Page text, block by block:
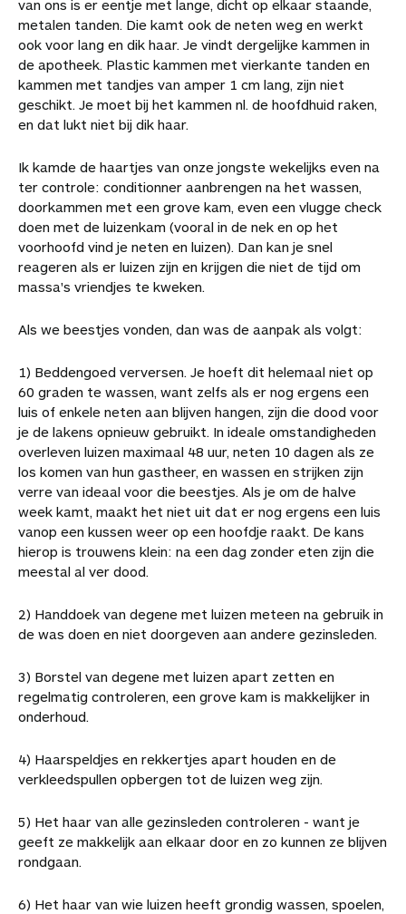
r
t
k
e
l
s
b
o
o
k
e
r
e
s
t
e
d
n
t
s
A
p
p
a
i
l
a
r
t
i
k
e
van ons is er eentje met lange, dicht op elkaar staande,
metalen tanden. Die kamt ook de neten weg en werkt
ook voor lang en dik haar. Je vindt dergelijke kammen in
de apotheek. Plastic kammen met vierkante tanden en
kammen met tandjes van amper 1 cm lang, zijn niet
geschikt. Je moet bij het kammen nl. de hoofdhuid raken,
en dat lukt niet bij dik haar.
Ik kamde de haartjes van onze jongste wekelijks even na
ter controle: conditionner aanbrengen na het wassen,
doorkammen met een grove kam, even een vlugge check
doen met de luizenkam (vooral in de nek en op het
voorhoofd vind je neten en luizen). Dan kan je snel
reageren als er luizen zijn en krijgen die niet de tijd om
massa's vriendjes te kweken.
Als we beestjes vonden, dan was de aanpak als volgt:
1) Beddengoed verversen. Je hoeft dit helemaal niet op
60 graden te wassen, want zelfs als er nog ergens een
luis of enkele neten aan blijven hangen, zijn die dood voor
je de lakens opnieuw gebruikt. In ideale omstandigheden
overleven luizen maximaal 48 uur, neten 10 dagen als ze
los komen van hun gastheer, en wassen en strijken zijn
verre van ideaal voor die beestjes. Als je om de halve
week kamt, maakt het niet uit dat er nog ergens een luis
vanop een kussen weer op een hoofdje raakt. De kans
hierop is trouwens klein: na een dag zonder eten zijn die
meestal al ver dood.
2) Handdoek van degene met luizen meteen na gebruik in
de was doen en niet doorgeven aan andere gezinsleden.
3) Borstel van degene met luizen apart zetten en
regelmatig controleren, een grove kam is makkelijker in
onderhoud.
4) Haarspeldjes en rekkertjes apart houden en de
verkleedspullen opbergen tot de luizen weg zijn.
5) Het haar van alle gezinsleden controleren - want je
geeft ze makkelijk aan elkaar door en zo kunnen ze blijven
rondgaan.
6) Het haar van wie luizen heeft grondig wassen, spoelen,